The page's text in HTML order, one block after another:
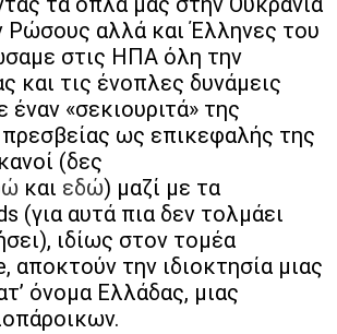
Ρώσους αλλά και Έλληνες του
στις ΗΠΑ όλη την
και τις ένοπλες δυνάμεις
έναν «σεκιουριτά» της
πρεσβείας ως επικεφαλής της
(δες
και εδώ) μαζί με τα
(για αυτά πια δεν τολμάει
ιδίως στον τομέα
αποκτούν την ιδιοκτησία μιας
όνομα Ελλάδας, μιας